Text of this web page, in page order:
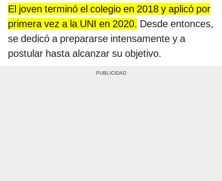
El joven terminó el colegio en 2018 y aplicó por
primera vez a la UNI en 2020. Desde entonces,
se dedicó a prepararse intensamente y a
postular hasta alcanzar su objetivo.